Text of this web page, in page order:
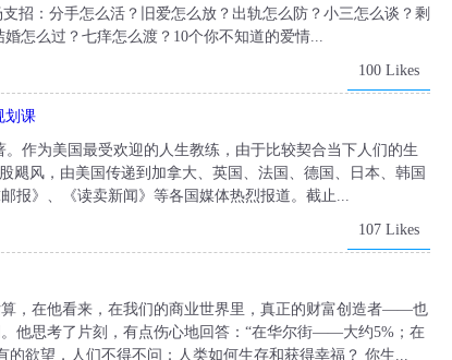
招：分手怎么活？旧爱怎么放？出轨怎么防？小三怎么谈？剩
怎么过？七痒怎么渡？10个你不知道的爱情...
100 Likes
划课
作为美国最受欢迎的人生教练，由于比较契合当下人们的生
飓风，由美国传递到加拿大、英国、法国、德国、日本、韩国
报》、《读卖新闻》等各国媒体热烈报道。截止...
107 Likes
算，在他看来，在我们的商业世界里，真正的财富创造者——也
他思考了片刻，有点伤心地回答：“在华尔街——大约5%；在
欲望，人们不得不问：人类如何生存和获得幸福？ 你生...